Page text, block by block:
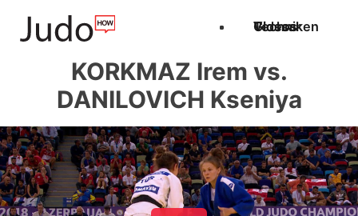
Techniken
Videos
Glossar
KORKMAZ Irem vs.
DANILOVICH Kseniya